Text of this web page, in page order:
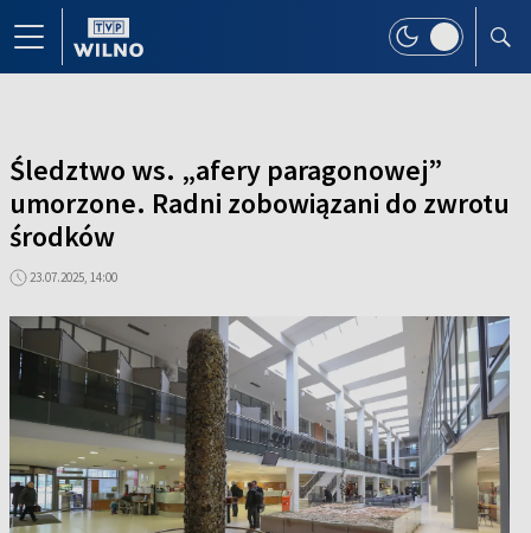
Śledztwo ws. „afery paragonowej”
umorzone. Radni zobowiązani do zwrotu
środków
23.07.2025, 14:00